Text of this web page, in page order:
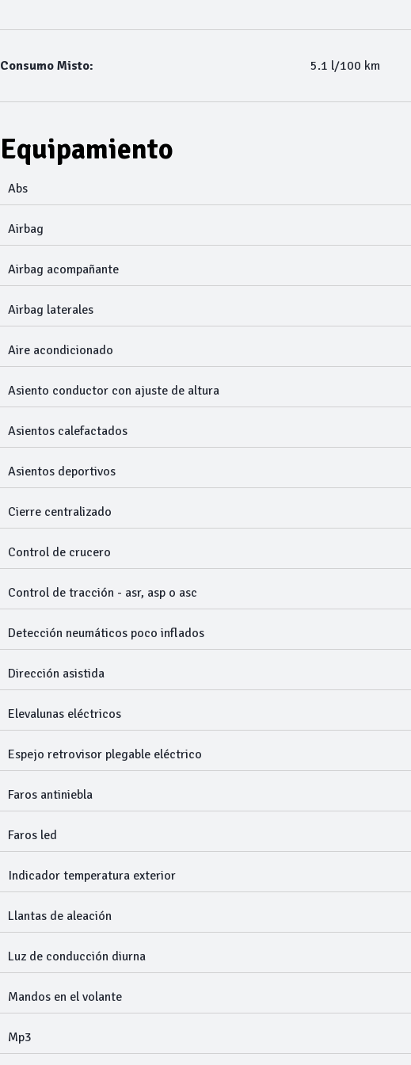
Consumo Misto: 5.1 l/100 km
Equipamiento
Abs
Airbag
Airbag acompañante
Airbag laterales
Aire acondicionado
Asiento conductor con ajuste de altura
Asientos calefactados
Asientos deportivos
Cierre centralizado
Control de crucero
Control de tracción - asr, asp o asc
Detección neumáticos poco inflados
Dirección asistida
Elevalunas eléctricos
Espejo retrovisor plegable eléctrico
Faros antiniebla
Faros led
Indicador temperatura exterior
Llantas de aleación
Luz de conducción diurna
Mandos en el volante
Mp3